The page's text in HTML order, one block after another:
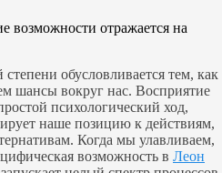
возможности отражается на
обусловливается тем, как
шансы вокруг нас. Восприятие
психологический ход,
наше позицию к действиям,
Когда мы улавливаем,
возможность в Леон